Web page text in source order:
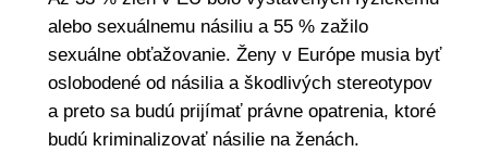
alebo sexuálnemu násiliu a 55 % zažilo
sexuálne obťažovanie. Ženy v Európe musia byť
oslobodené od násilia a škodlivých stereotypov
a preto sa budú prijímať právne opatrenia, ktoré
budú kriminalizovať násilie na ženách.